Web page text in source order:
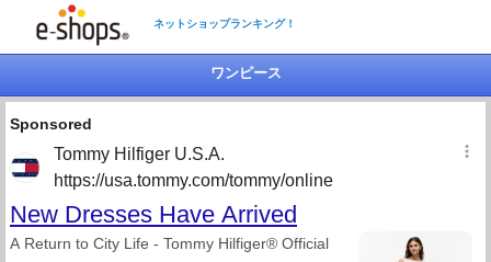
ネットショップランキング！
ワンピース